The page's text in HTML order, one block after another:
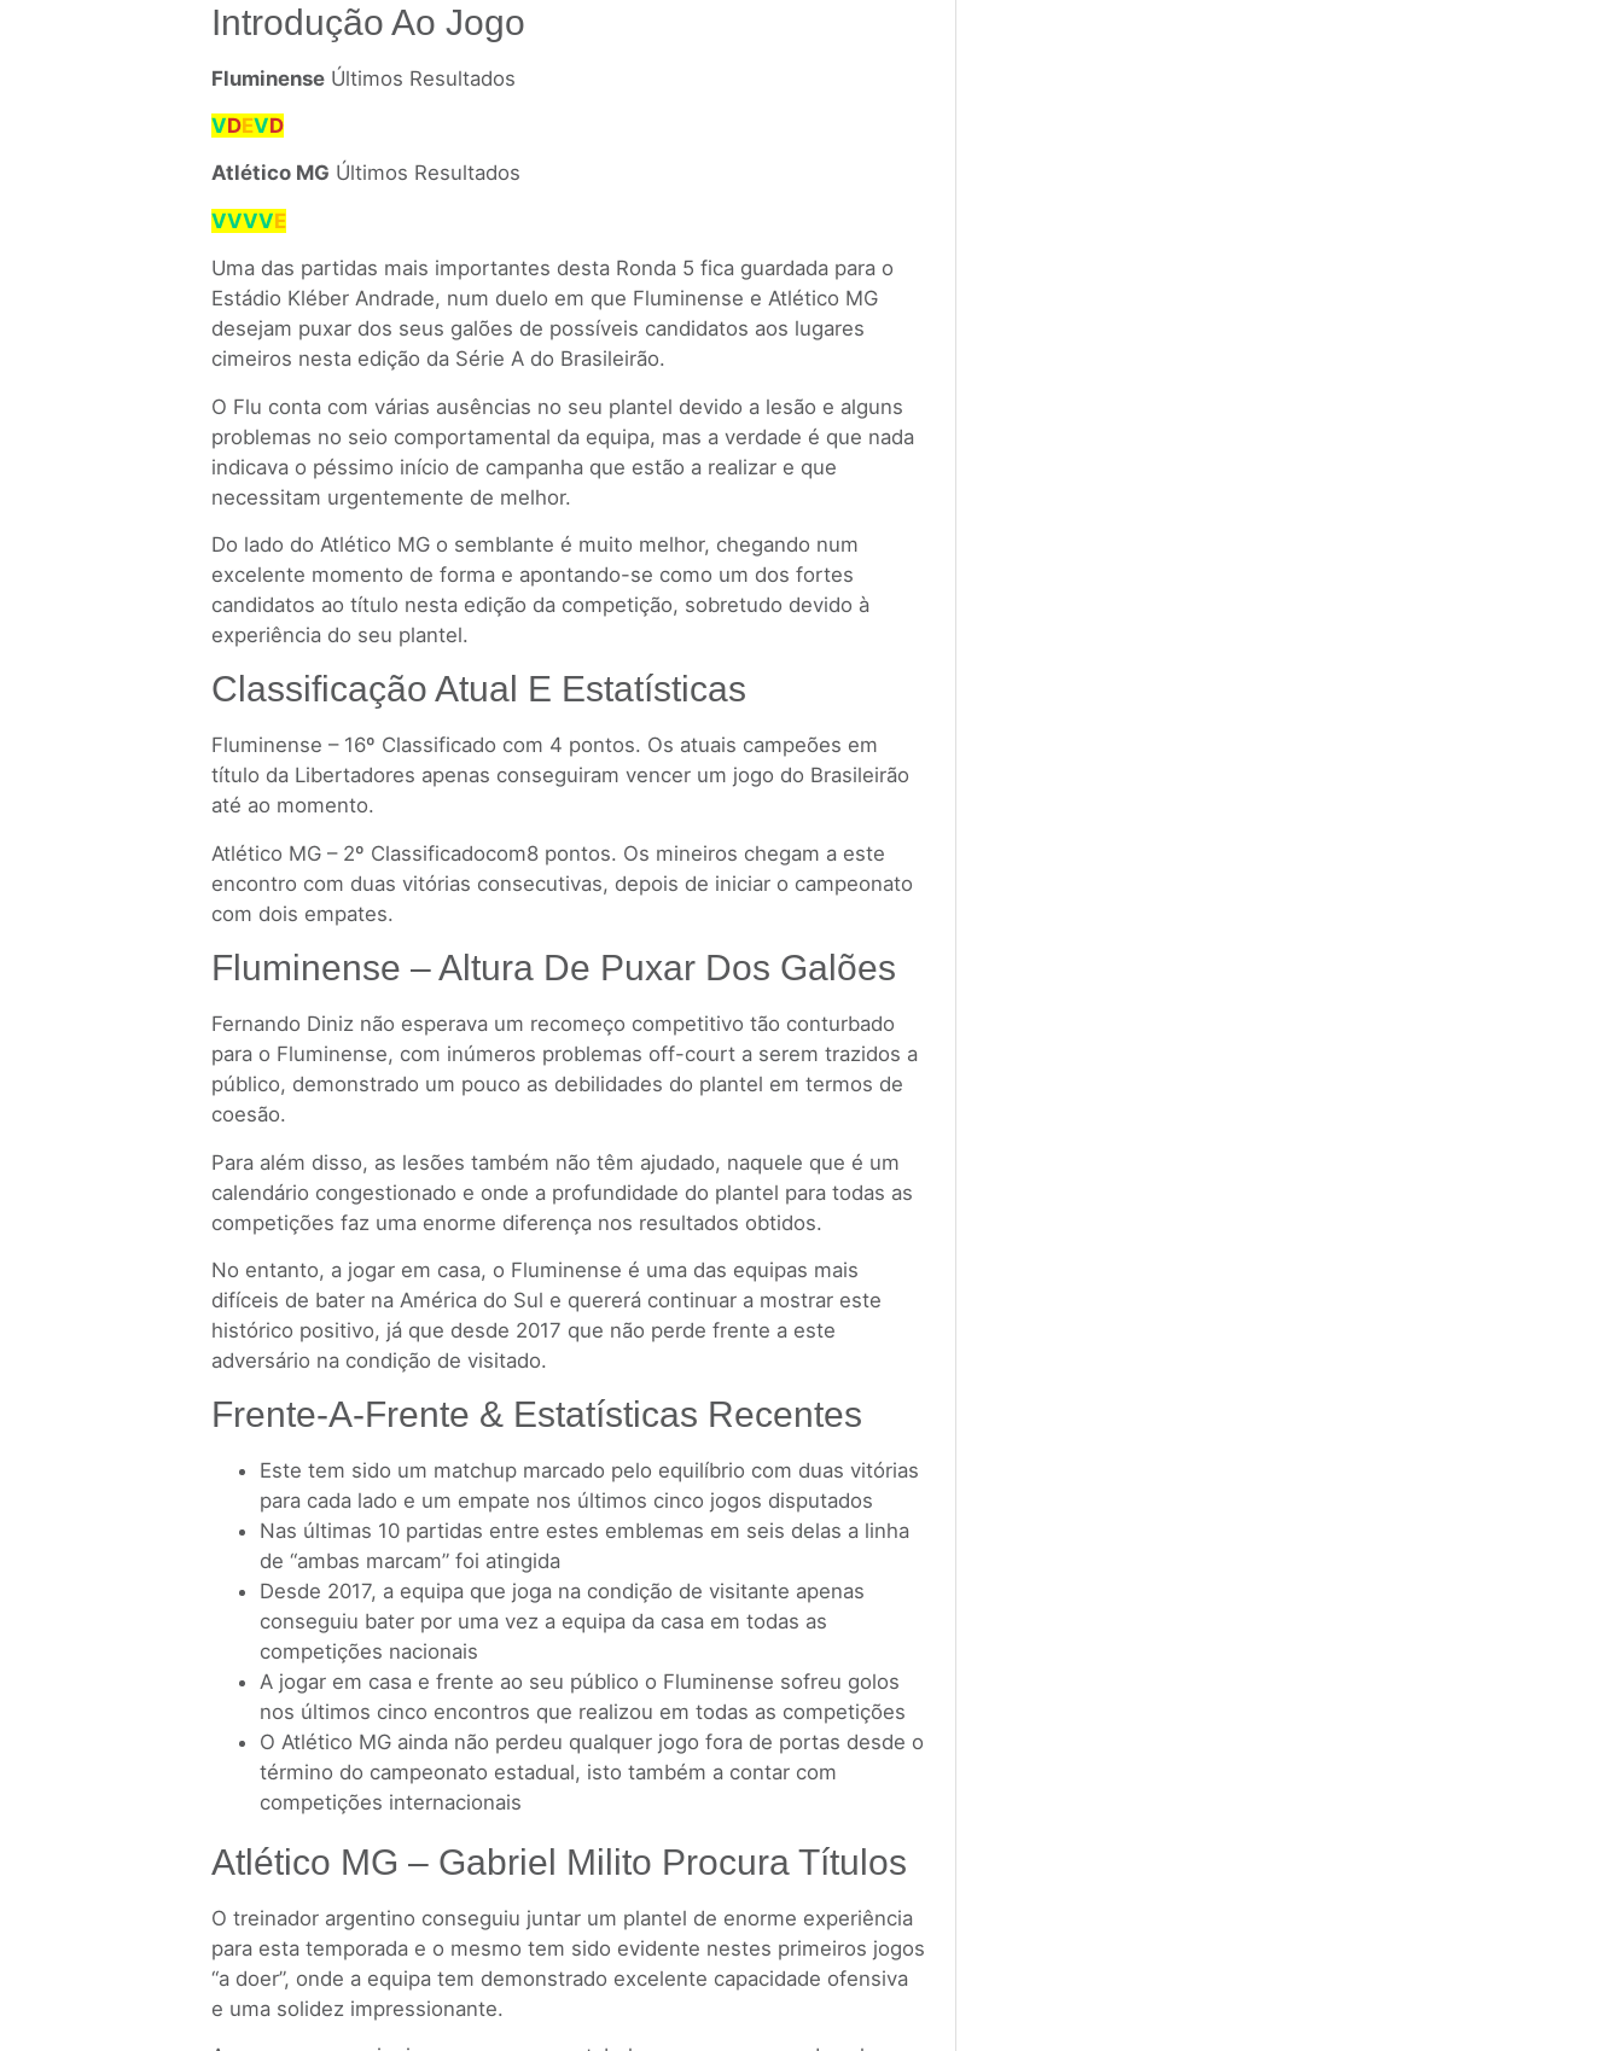
Introdução Ao Jogo
FluminenseÚltimos Resultados
VDEVD
Atlético MG Últimos Resultados
VVVVE
Uma das partidas mais importantes desta Ronda 5 fica guardada para o
Estádio Kléber Andrade, num duelo em que Fluminense e Atlético MG
desejam puxar dos seus galões de possíveis candidatos aos lugares
cimeiros nesta edição da Série A do Brasileirão.
O Flu conta com várias ausências no seu plantel devido a lesão e alguns
problemas no seio comportamental da equipa, mas a verdade é que nada
indicava o péssimo início de campanha que estão a realizar e que
necessitam urgentemente de melhor.
Do lado do Atlético MG o semblante é muito melhor, chegando num
excelente momento de forma e apontando-se como um dos fortes
candidatos ao título nesta edição da competição, sobretudo devido à
experiência do seu plantel.
Classificação Atual E Estatísticas
Fluminense – 16º Classificado com 4 pontos. Os atuais campeões em
título da Libertadores apenas conseguiram vencer um jogo do Brasileirão
até ao momento.
Atlético MG – 2º Classificadocom8 pontos. Os mineiros chegam a este
encontro com duas vitórias consecutivas, depois de iniciar o campeonato
com dois empates.
Fluminense – Altura De Puxar Dos Galões
Fernando Diniz não esperava um recomeço competitivo tão conturbado
para o Fluminense, com inúmeros problemas off-court a serem trazidos a
público, demonstrado um pouco as debilidades do plantel em termos de
coesão.
Para além disso, as lesões também não têm ajudado, naquele que é um
calendário congestionado e onde a profundidade do plantel para todas as
competições faz uma enorme diferença nos resultados obtidos.
No entanto, a jogar em casa, o Fluminense é uma das equipas mais
difíceis de bater na América do Sul e quererá continuar a mostrar este
histórico positivo, já que desde 2017 que não perde frente a este
adversário na condição de visitado.
Frente-A-Frente & Estatísticas Recentes
Este tem sido um matchup marcado pelo equilíbrio com duas vitórias
para cada lado e um empate nos últimos cinco jogos disputados
Nas últimas 10 partidas entre estes emblemas em seis delas a linha
de “ambas marcam” foi atingida
Desde 2017, a equipa que joga na condição de visitante apenas
conseguiu bater por uma vez a equipa da casa em todas as
competições nacionais
A jogar em casa e frente ao seu público o Fluminense sofreu golos
nos últimos cinco encontros que realizou em todas as competições
O Atlético MG ainda não perdeu qualquer jogo fora de portas desde o
término do campeonato estadual, isto também a contar com
competições internacionais
Atlético MG – Gabriel Milito Procura Títulos
O treinador argentino conseguiu juntar um plantel de enorme experiência
para esta temporada e o mesmo tem sido evidente nestes primeiros jogos
“a doer”, onde a equipa tem demonstrado excelente capacidade ofensiva
e uma solidez impressionante.